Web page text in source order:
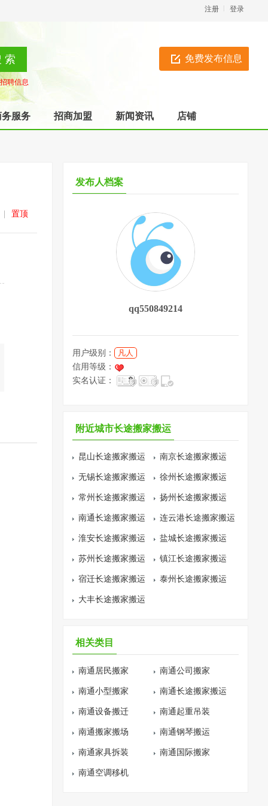
登录
注册
免费发布信息
招聘信息
务服务 招商加盟 新闻资讯 店铺
置顶
发布人档案
qq550849214
用户级别：
凡人
信用等级：
实名认证：
附近城市长途搬家搬运
昆山长途搬家搬运 南京长途搬家搬运
无锡长途搬家搬运 徐州长途搬家搬运
常州长途搬家搬运 扬州长途搬家搬运
南通长途搬家搬运 连云港长途搬家搬运
淮安长途搬家搬运 盐城长途搬家搬运
苏州长途搬家搬运 镇江长途搬家搬运
宿迁长途搬家搬运 泰州长途搬家搬运
大丰长途搬家搬运
相关类目
南通居民搬家 南通公司搬家
南通小型搬家 南通长途搬家搬运
南通设备搬迁 南通起重吊装
南通搬家搬场 南通钢琴搬运
南通家具拆装 南通国际搬家
南通空调移机